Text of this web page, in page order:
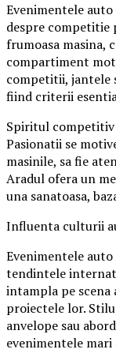
Evenimentele
despre competitie
frumoasa masina,
compartiment
competitii, jantele
fiind criterii
Spiritul competitiv
Pasionatii se
masinile, sa fie
Aradul ofera un
una sanatoasa,
Influenta culturii
Evenimentele
tendintele
intampla pe scena
proiectele lor.
anvelope sau
evenimentele